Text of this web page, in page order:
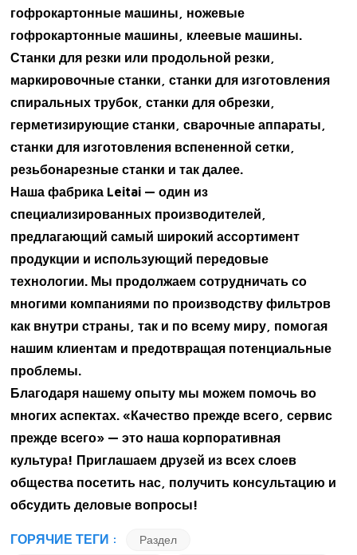
гофрокартонные машины, ножевые
гофрокартонные машины, клеевые машины.
Станки для резки или продольной резки,
маркировочные станки, станки для изготовления
спиральных трубок, станки для обрезки,
герметизирующие станки, сварочные аппараты,
станки для изготовления вспененной сетки,
резьбонарезные станки и так далее.
Наша фабрика Leitai — один из
специализированных производителей,
предлагающий самый широкий ассортимент
продукции и использующий передовые
технологии. Мы продолжаем сотрудничать со
многими компаниями по производству фильтров
как внутри страны, так и по всему миру, помогая
нашим клиентам и предотвращая потенциальные
проблемы.
Благодаря нашему опыту мы можем помочь во
многих аспектах. «Качество прежде всего, сервис
прежде всего» — это наша корпоративная
культура! Приглашаем друзей из всех слоев
общества посетить нас, получить консультацию и
обсудить деловые вопросы!
ГОРЯЧИЕ ТЕГИ :
Раздел